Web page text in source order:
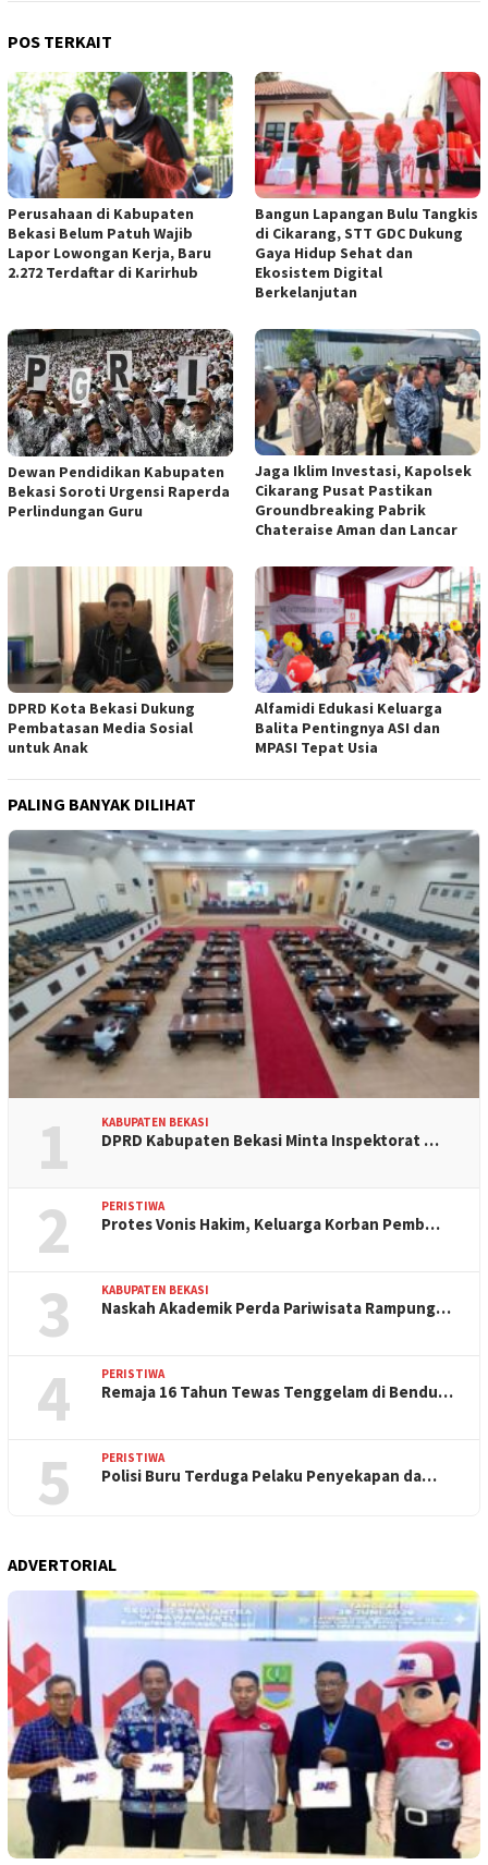
POS TERKAIT
Perusahaan di Kabupaten
Bekasi Belum Patuh Wajib
Lapor Lowongan Kerja, Baru
2.272 Terdaftar di Karirhub
Bangun Lapangan Bulu Tangkis
di Cikarang, STT GDC Dukung
Gaya Hidup Sehat dan
Ekosistem Digital
Berkelanjutan
Dewan Pendidikan Kabupaten
Bekasi Soroti Urgensi Raperda
Perlindungan Guru
Jaga Iklim Investasi, Kapolsek
Cikarang Pusat Pastikan
Groundbreaking Pabrik
Chateraise Aman dan Lancar
DPRD Kota Bekasi Dukung
Pembatasan Media Sosial
untuk Anak
Alfamidi Edukasi Keluarga
Balita Pentingnya ASI dan
MPASI Tepat Usia
PALING BANYAK DILIHAT
1 KABUPATEN BEKASI
DPRD Kabupaten Bekasi Minta Inspektorat …
2 PERISTIWA
Protes Vonis Hakim, Keluarga Korban Pemb…
3 KABUPATEN BEKASI
Naskah Akademik Perda Pariwisata Rampung…
4 PERISTIWA
Remaja 16 Tahun Tewas Tenggelam di Bendu…
5 PERISTIWA
Polisi Buru Terduga Pelaku Penyekapan da…
ADVERTORIAL